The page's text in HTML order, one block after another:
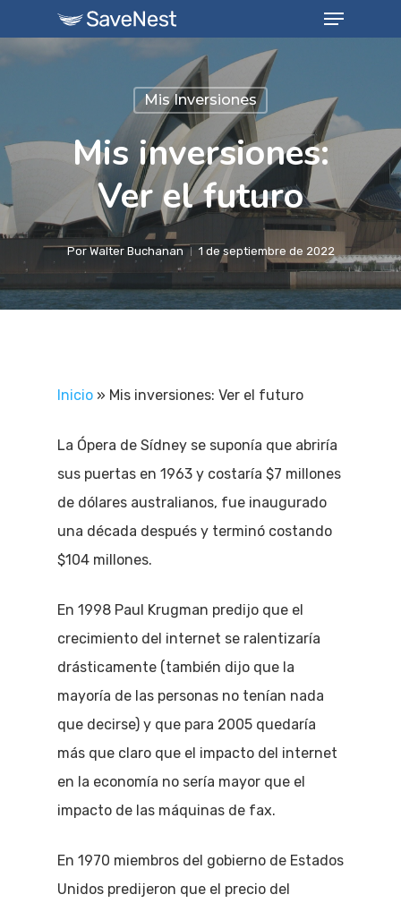
to
Menu
Mis Inversiones
Mis inversiones:
Ver el futuro
Por Walter Buchanan 1 de septiembre de 2022
Inicio » Mis inversiones: Ver el futuro
La Ópera de Sídney se suponía que abriría
sus puertas en 1963 y costaría $7 millones
de dólares australianos, fue inaugurado
una década después y terminó costando
$104 millones.
En 1998 Paul Krugman predijo que el
crecimiento del internet se ralentizaría
drásticamente (también dijo que la
mayoría de las personas no tenían nada
que decirse) y que para 2005 quedaría
más que claro que el impacto del internet
en la economía no sería mayor que el
impacto de las máquinas de fax.
En 1970 miembros del gobierno de Estados
Unidos predijeron que el precio del